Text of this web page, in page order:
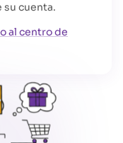
su cuenta.
al centro de